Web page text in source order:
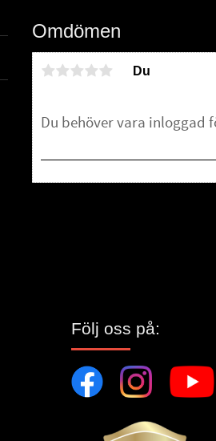
Omdömen
Du
Följ oss på: